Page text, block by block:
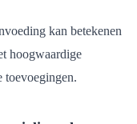
kan betekenen
hoogwaardige
toevoegingen.